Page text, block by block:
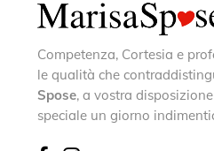
Competenza, Cortesia e
le qualità che
Spose, a vostra
speciale un giorno